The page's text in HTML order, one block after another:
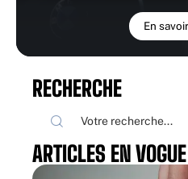
En
RECHERCHE
ARTICLES EN VOGUE